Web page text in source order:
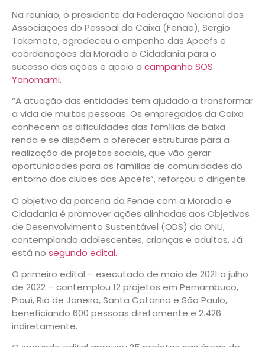
Na reunião, o presidente da Federação Nacional das
Associações do Pessoal da Caixa (Fenae), Sergio
Takemoto, agradeceu o empenho das Apcefs e
coordenações da Moradia e Cidadania para o
sucesso das ações e apoio a campanha SOS
Yanomami.
“A atuação das entidades tem ajudado a transformar
a vida de muitas pessoas. Os empregados da Caixa
conhecem as dificuldades das famílias de baixa
renda e se dispõem a oferecer estruturas para a
realização de projetos sociais, que vão gerar
oportunidades para as famílias de comunidades do
entorno dos clubes das Apcefs”, reforçou o dirigente.
O objetivo da parceria da Fenae com a Moradia e
Cidadania é promover ações alinhadas aos Objetivos
de Desenvolvimento Sustentável (ODS) da ONU,
contemplando adolescentes, crianças e adultos. Já
está no segundo edital.
O primeiro edital – executado de maio de 2021 a julho
de 2022 – contemplou 12 projetos em Pernambuco,
Piauí, Rio de Janeiro, Santa Catarina e São Paulo,
beneficiando 600 pessoas diretamente e 2.426
indiretamente.